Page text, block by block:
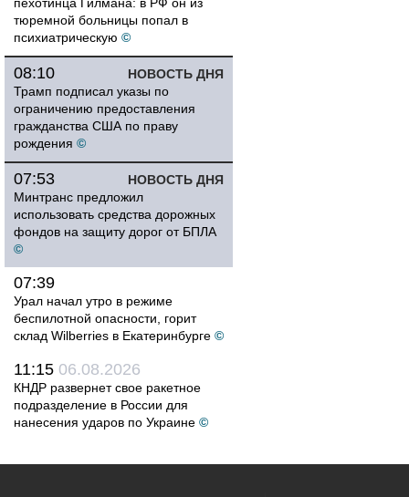
тюремной больницы попал в
психиатрическую ©
НОВОСТЬ ДНЯ
08:10
Трамп подписал указы по
ограничению предоставления
гражданства США по праву
рождения ©
НОВОСТЬ ДНЯ
07:53
Минтранс предложил
использовать средства дорожных
фондов на защиту дорог от БПЛА
©
07:39
Урал начал утро в режиме
беспилотной опасности, горит
склад Wilberries в Екатеринбурге ©
11:15 06.08.2026
КНДР развернет свое ракетное
подразделение в России для
нанесения ударов по Украине ©